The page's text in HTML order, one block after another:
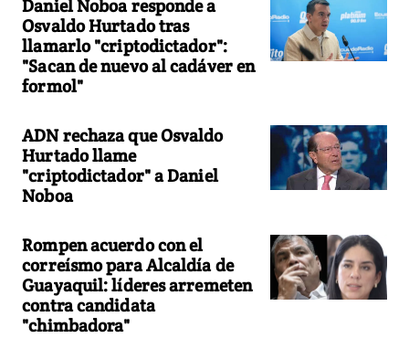
Daniel Noboa responde a
Osvaldo Hurtado tras
llamarlo "criptodictador":
"Sacan de nuevo al cadáver en
formol"
ADN rechaza que Osvaldo
Hurtado llame
"criptodictador" a Daniel
Noboa
Rompen acuerdo con el
correísmo para Alcaldía de
Guayaquil: líderes arremeten
contra candidata
"chimbadora"